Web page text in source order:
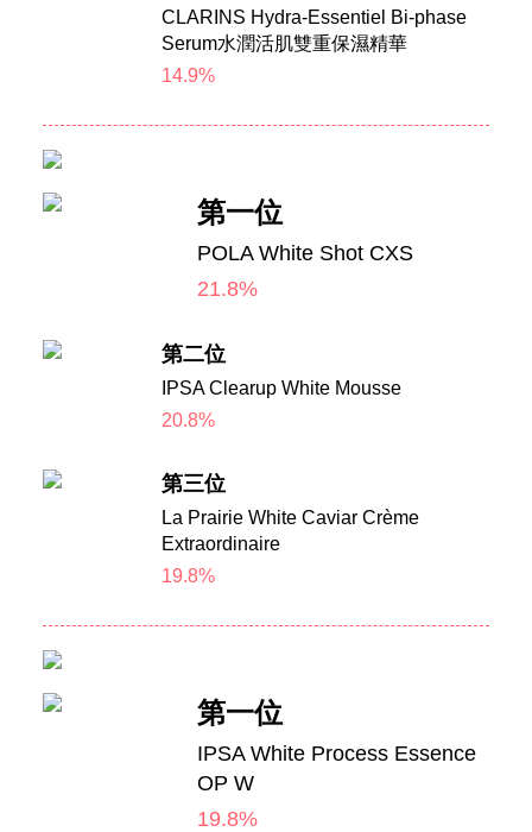
CLARINS Hydra-Essentiel Bi-phase
Serum水潤活肌雙重保濕精華
14.9%
第一位
POLA White Shot CXS
21.8%
第二位
IPSA Clearup White Mousse
20.8%
第三位
La Prairie White Caviar Crème
Extraordinaire
19.8%
第一位
IPSA White Process Essence
OP W
19.8%